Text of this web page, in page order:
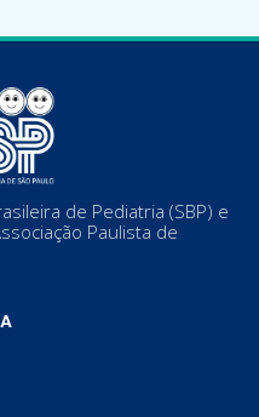
de Pediatria (SBP) e
Paulista de